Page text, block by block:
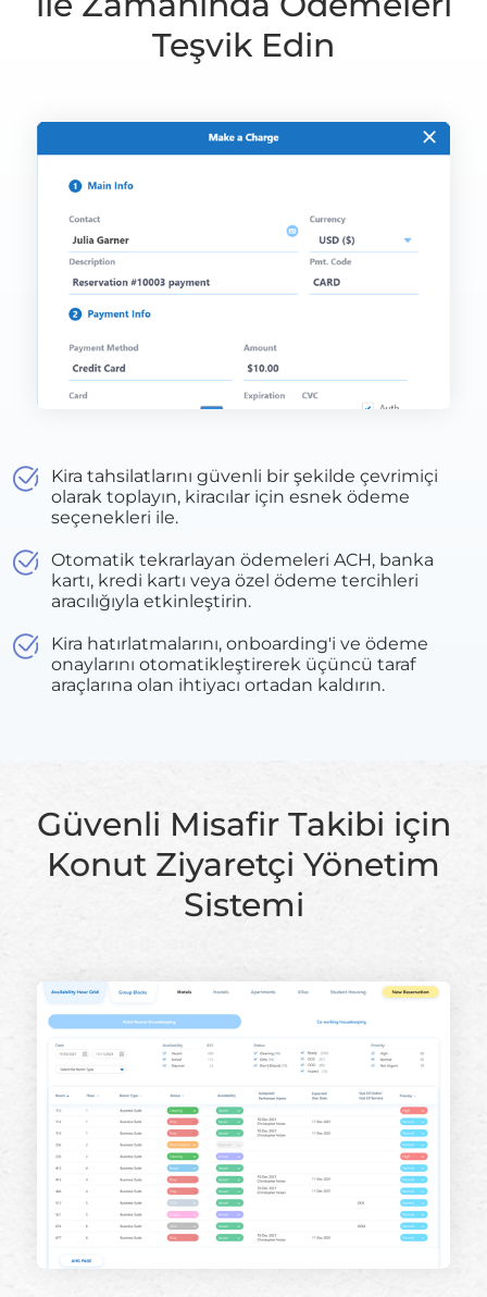
Teşvik Edin
Kira tahsilatlarını güvenli bir şekilde çevrimiçi
olarak toplayın, kiracılar için esnek ödeme
seçenekleri ile.
Otomatik tekrarlayan ödemeleri ACH, banka
kartı, kredi kartı veya özel ödeme tercihleri
aracılığıyla etkinleştirin.
Kira hatırlatmalarını, onboarding'i ve ödeme
onaylarını otomatikleştirerek üçüncü taraf
araçlarına olan ihtiyacı ortadan kaldırın.
Güvenli Misafir Takibi için
Konut Ziyaretçi Yönetim
Sistemi